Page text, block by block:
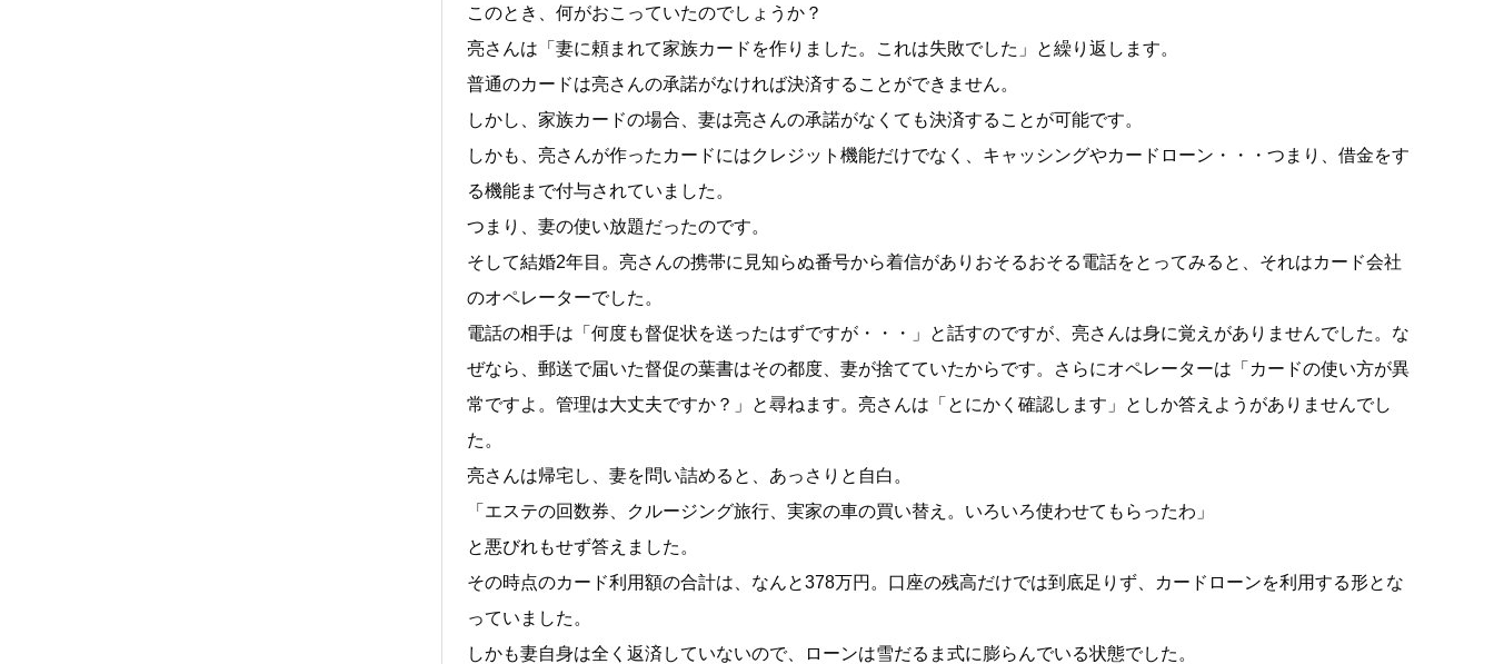
このとき、何がおこっていたのでしょうか？
亮さんは「妻に頼まれて家族カードを作りました。これは失敗でした」と繰り返します。
普通のカードは亮さんの承諾がなければ決済することができません。
しかし、家族カードの場合、妻は亮さんの承諾がなくても決済することが可能です。
しかも、亮さんが作ったカードにはクレジット機能だけでなく、キャッシングやカードローン・・・つまり、借金をす
る機能まで付与されていました。
つまり、妻の使い放題だったのです。
そして結婚2年目。亮さんの携帯に見知らぬ番号から着信がありおそるおそる電話をとってみると、それはカード会社
のオペレーターでした。
電話の相手は「何度も督促状を送ったはずですが・・・」と話すのですが、亮さんは身に覚えがありませんでした。な
ぜなら、郵送で届いた督促の葉書はその都度、妻が捨てていたからです。さらにオペレーターは「カードの使い方が異
常ですよ。管理は大丈夫ですか？」と尋ねます。亮さんは「とにかく確認します」としか答えようがありませんでし
た。
亮さんは帰宅し、妻を問い詰めると、あっさりと自白。
「エステの回数券、クルージング旅行、実家の車の買い替え。いろいろ使わせてもらったわ」
と悪びれもせず答えました。
その時点のカード利用額の合計は、なんと378万円。口座の残高だけでは到底足りず、カードローンを利用する形とな
っていました。
しかも妻自身は全く返済していないので、ローンは雪だるま式に膨らんでいる状態でした。